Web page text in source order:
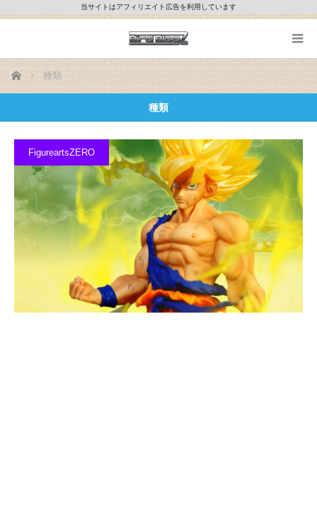
当サイトはアフィリエイト広告を利用しています
ホーム 種類
種類
FigureartsZERO